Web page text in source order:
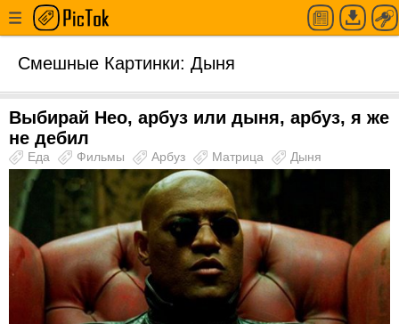
Смешные Картинки: Дыня
Выбирай Нео, арбуз или дыня, арбуз, я же
не дебил
Еда Фильмы Арбуз Матрица Дыня